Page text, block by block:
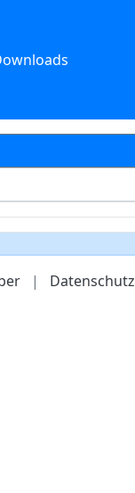
| Datenschutz